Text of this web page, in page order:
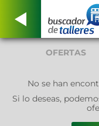
OFERTAS
No se han
Si lo deseas,